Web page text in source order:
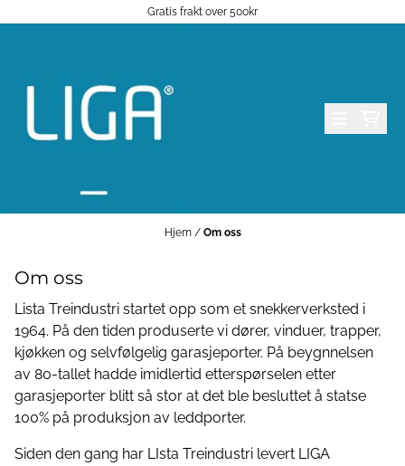
Gratis frakt over 500kr
Hjem / Om oss
Om oss
Lista Treindustri startet opp som et snekkerverksted i
1964. På den tiden produserte vi dører, vinduer, trapper,
kjøkken og selvfølgelig garasjeporter. På beygnnelsen
av 80-tallet hadde imidlertid etterspørselen etter
garasjeporter blitt så stor at det ble besluttet å statse
100% på produksjon av leddporter.
Siden den gang har LIsta Treindustri levert LIGA